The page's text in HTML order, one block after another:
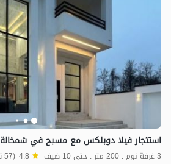
استئجار فيلا دوبلكس مع مسبح في شمخالة
3 غرفة نوم . 200 متر . حتى 10 ضيف 4.8 (57 تعليق)